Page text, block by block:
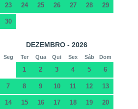
23 24 25 26 27 28 29
30
DEZEMBRO - 2026
Seg Ter Qua Qui Sex Sáb Dom
1 2 3 4 5 6
7 8 9 10 11 12 13
14 15 16 17 18 19 20